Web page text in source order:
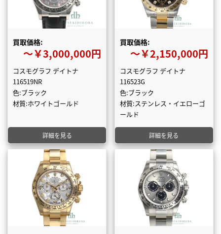
買取価格:
〜￥3,000,000円
コスモグラフ デイトナ
116519NR
色:ブラック
材質:ホワイトゴールド
詳細を見る
買取価格:
〜￥2,150,000円
コスモグラフ デイトナ
116523G
色:ブラック
材質:ステンレス・イエローゴ
ールド
詳細を見る